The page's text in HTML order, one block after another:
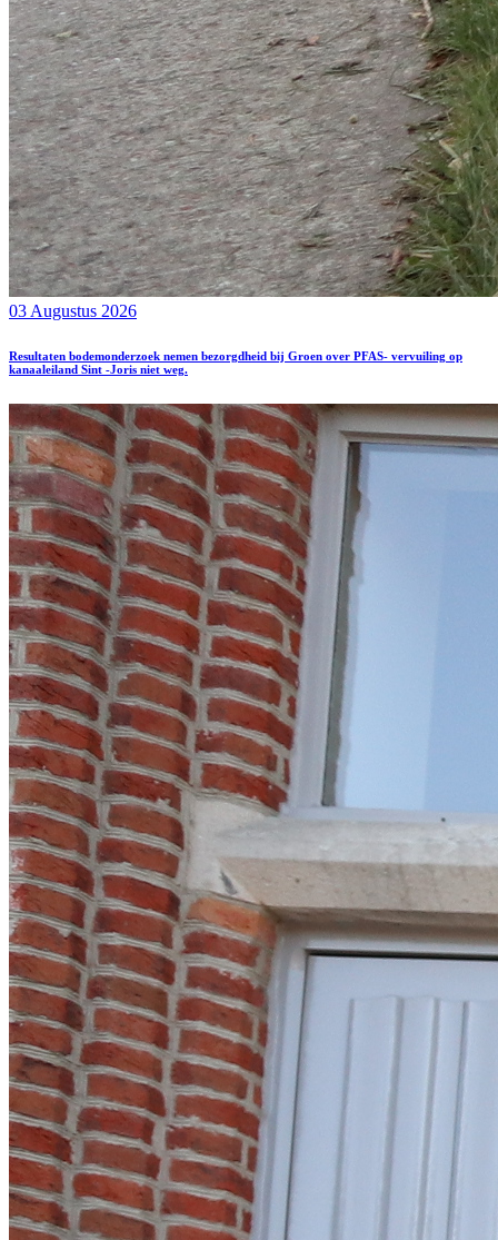
03 Augustus 2026
Resultaten bodemonderzoek nemen bezorgdheid bij Groen over PFAS- vervuiling op
kanaaleiland Sint -Joris niet weg.